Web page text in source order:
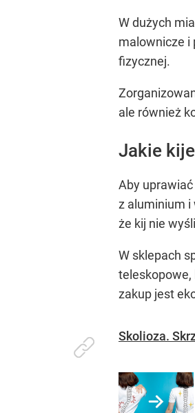
W dużych
malownicze i
fizycznej.
ale również
Jakie
Aby
z aluminium i
że kij nie
W sklepach
teleskopowe,
zakup jest
Skolioza.